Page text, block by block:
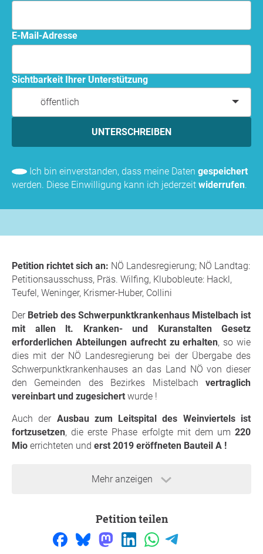
E-Mail-Adresse
Sichtbarkeit Ihrer Unterstützung
öffentlich
UNTERSCHREIBEN
Ich bin einverstanden, dass meine Daten gespeichert
werden. Diese Einwilligung kann ich jederzeit widerrufen.
Mehr anzeigen
Petition richtet sich an: NÖ Landesregierung; NÖ Landtag:
Petitionsausschuss, Präs. Wilfing, Klubobleute: Hackl,
Teufel, Weninger, Krismer-Huber, Collini
Der Betrieb des Schwerpunktkrankenhaus Mistelbach ist
mit allen lt. Kranken- und Kuranstalten Gesetz
erforderlichen Abteilungen aufrecht zu erhalten, so wie
dies mit der NÖ Landesregierung bei der Übergabe des
Schwerpunktkrankenhauses an das Land NÖ von dieser
den Gemeinden des Bezirkes Mistelbach vertraglich
vereinbart und zugesichert wurde !
Auch der Ausbau zum Leitspital des Weinviertels ist
fortzusetzen, die erste Phase erfolgte mit dem um 220
Mio errichteten und erst 2019 eröffneten Bauteil A !
Schwerpunktkrankenhaus Mistelbach die Schließung von
Abteilungen
Petition teilen